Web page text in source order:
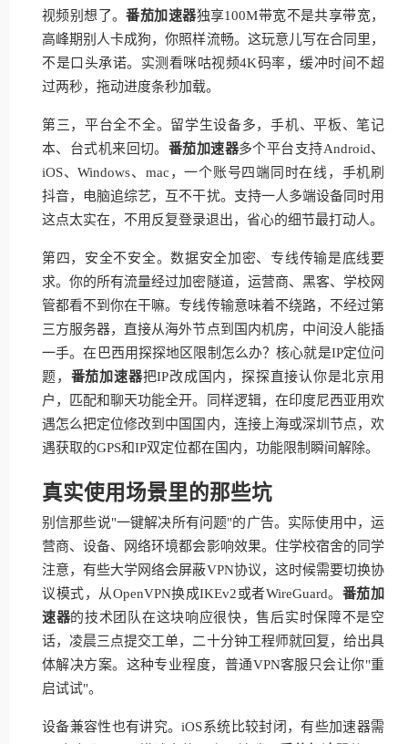
视频别想了。番茄加速器独享100M带宽不是共享带宽，
高峰期别人卡成狗，你照样流畅。这玩意儿写在合同里，
不是口头承诺。实测看咪咕视频4K码率，缓冲时间不超
过两秒，拖动进度条秒加载。
第三，平台全不全。留学生设备多，手机、平板、笔记
本、台式机来回切。 番茄加速器多个平台支持Android、
iOS、Windows、mac，一个账号四端同时在线，手机刷
抖音，电脑追综艺，互不干扰。支持一人多端设备同时用
这点太实在，不用反复登录退出，省心的细节最打动人。
第四，安全不安全。数据安全加密、专线传输是底线要
求。你的所有流量经过加密隧道，运营商、黑客、学校网
管都看不到你在干嘛。专线传输意味着不绕路，不经过第
三方服务器，直接从海外节点到国内机房，中间没人能插
一手。在巴西用探探地区限制怎么办？核心就是IP定位问
题， 番茄加速器把IP改成国内，探探直接认你是北京用
户，匹配和聊天功能全开。同样逻辑，在印度尼西亚用欢
遇怎么把定位修改到中国国内，连接上海或深圳节点，欢
遇获取的GPS和IP双定位都在国内，功能限制瞬间解除。
真实使用场景里的那些坑
别信那些说"一键解决所有问题"的广告。实际使用中，运
营商、设备、网络环境都会影响效果。住学校宿舍的同学
注意，有些大学网络会屏蔽VPN协议，这时候需要切换协
议模式，从OpenVPN换成IKEv2或者WireGuard。 番茄加
速器的技术团队在这块响应很快，售后实时保障不是空
话，凌晨三点提交工单，二十分钟工程师就回复，给出具
体解决方案。这种专业程度，普通VPN客服只会让你"重
启试试"。
设备兼容性也有讲究。iOS系统比较封闭，有些加速器需